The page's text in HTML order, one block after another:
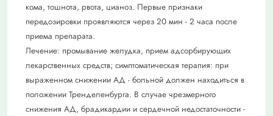
кома, тошнота, рвота, цианоз. Первые признаки
передозировки проявляются через 20 мин - 2 часа после
приема препарата.
Лечение: промывание желудка, прием адсорбирующих
лекарственных средств; симптоматическая терапия: при
выраженном снижении АД - больной должен находиться в
положении Тренделенбурга. В случае чрезмерного
снижения АД, брадикардии и сердечной недостаточности -